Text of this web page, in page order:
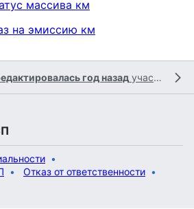
массива км
на эмиссию км
год назад участником
Отказ от ответственности